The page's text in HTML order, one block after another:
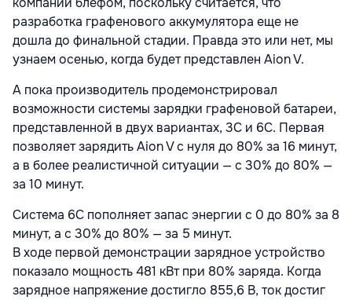
разработка графенового аккумулятора еще не
дошла до финальной стадии. Правда это или нет, мы
узнаем осенью, когда будет представлен Aion V.
А пока производитель продемонстрировал
возможности системы зарядки графеновой батареи,
представленной в двух вариантах, 3С и 6С. Первая
позволяет зарядить Aion V с нуля до 80% за 16 минут,
а в более реалистичной ситуации — с 30% до 80% —
за 10 минут.
Система 6С пополняет запас энергии с 0 до 80% за 8
минут, а с 30% до 80% — за 5 минут.
В ходе первой демонстрации зарядное устройство
показало мощность 481 кВт при 80% заряда. Когда
зарядное напряжение достигло 855,6 В, ток достиг